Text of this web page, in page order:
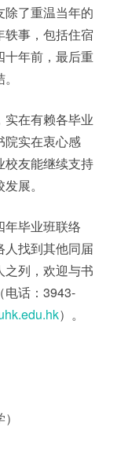
了重温当年的
轶事，包括住宿
十年前，最后重
在有赖各毕业
院实在衷心感
校友能继续支持
展。
年毕业班联络
人找到其他同届
列，欢迎与书
电话：3943-
）。